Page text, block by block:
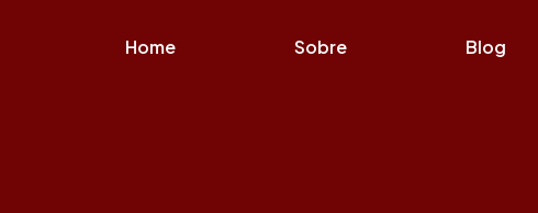
Home Sobre Blog